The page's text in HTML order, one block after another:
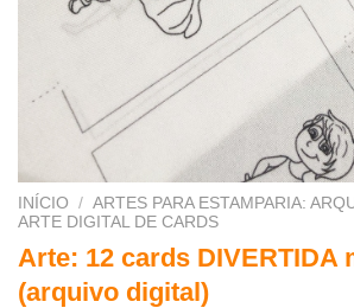
INÍCIO / ARTES PARA ESTAMPARIA:
ARTE DIGITAL DE CARDS
Arte: 12 cards DIVERTIDA
(arquivo digital)